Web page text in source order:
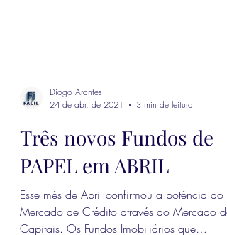
24 de abr. de 2021
3 min de leitura
Três novos Fundos de
PAPEL em ABRIL
Esse mês de Abril confirmou a potência do